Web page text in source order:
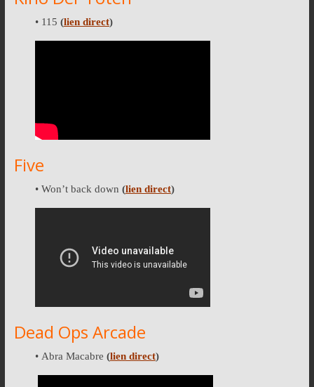
• 115 (lien direct)
Five
• Won’t back down (lien direct)
Dead Ops Arcade
• Abra Macabre (lien direct)